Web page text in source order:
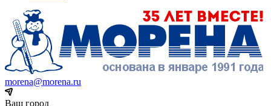
morena@morena.ru
Ваш город